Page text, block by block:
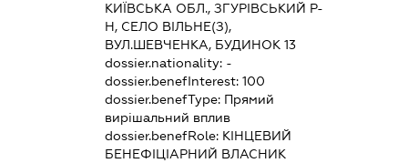
КИЇВСЬКА ОБЛ., ЗГУРІВСЬКИЙ Р-
Н, СЕЛО ВІЛЬНЕ(З),
ВУЛ.ШЕВЧЕНКА, БУДИНОК 13
dossier.nationality: -
dossier.benefInterest:100
dossier.benefType: Прямий
вирішальний вплив
dossier.benefRole: КІНЦЕВИЙ
БЕНЕФІЦІАРНИЙ ВЛАСНИК